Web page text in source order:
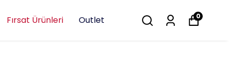
Fırsat Ürünleri Outlet 0